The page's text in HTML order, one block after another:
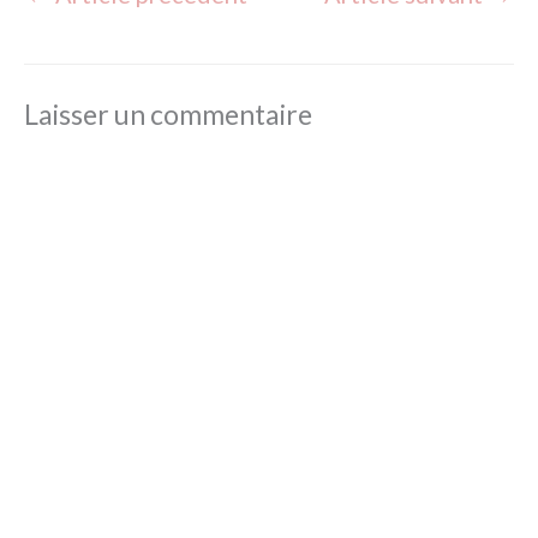
Laisser un commentaire